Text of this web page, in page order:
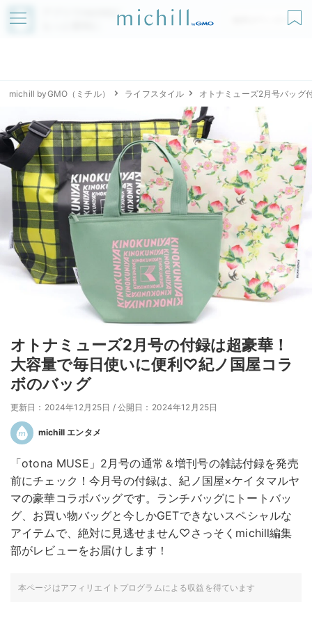
アプリでmichillが
無料ダウンロード
michill byGMO（ミチル） ライフスタイル オトナミューズ2月号バッグ
オトナミューズ2月号の付録は超豪華！
大容量で毎日使いに便利♡紀ノ国屋コラ
ボのバッグ
更新日：2024年12月25日 / 公開日：2024年12月25日
michill エンタメ
「otona MUSE」2月号の通常＆増刊号の雑誌付録を発売
前にチェック！今月号の付録は、紀ノ国屋×ケイタマルヤ
マの豪華コラボバッグです。ランチバッグにトートバッ
グ、お買い物バッグと今しかGETできないスペシャルな
アイテムで、絶対に見逃せません♡さっそくmichill編集
部がレビューをお届けします！
本ページはアフィリエイトプログラムによる収益を得ています